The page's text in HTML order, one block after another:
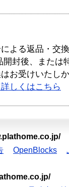
よる返品・交
開封後、または
お受けいたし
しくはこちら
OpenBlocks